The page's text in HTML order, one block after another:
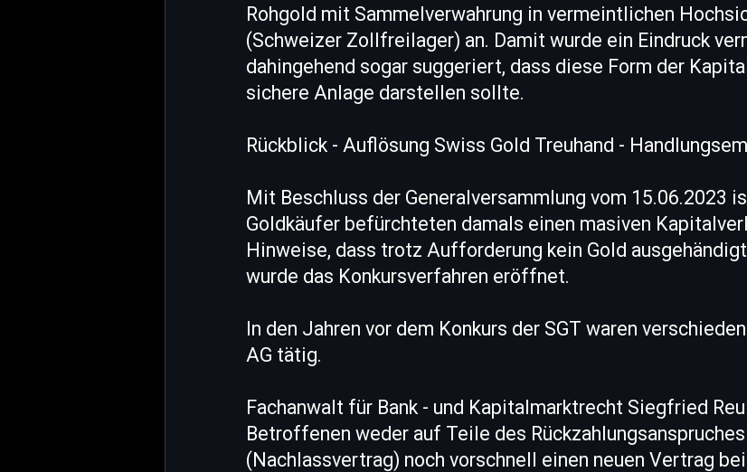
Rohgold mit Sammelverwahrung in vermeintlichen
(Schweizer Zollfreilager) an. Damit wurde ein Eindruck
dahingehend sogar suggeriert, dass diese Form der
sichere Anlage darstellen sollte.
Rückblick - Auflösung Swiss Gold Treuhand -
Mit Beschluss der Generalversammlung vom 15.06.2023
Goldkäufer befürchteten damals einen masiven
Hinweise, dass trotz Aufforderung kein Gold
wurde das Konkursverfahren eröffnet.
In den Jahren vor dem Konkurs der SGT waren
AG tätig.
Fachanwalt für Bank - und Kapitalmarktrecht Siegfried
Betroffenen weder auf Teile des
(Nachlassvertrag) noch vorschnell einen neuen Vertrag